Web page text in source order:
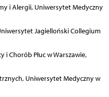
i Alergii, Uniwersytet Medyczny
Jagielloński Collegium
i Chorób Płuc w Warszawie,
Uniwersytet Medyczny w